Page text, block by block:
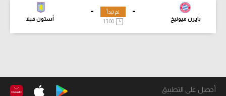
-
بايرن ميونيخ
-
أستون فيلا
لم تبدأ
13:00
أحصل على التطبيق